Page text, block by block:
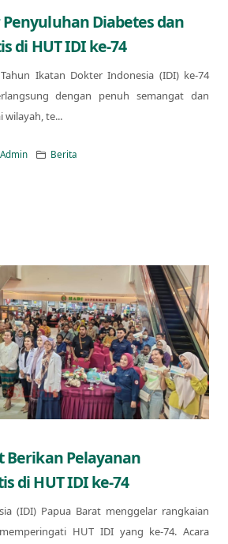
Diabetes dan
di HUT IDI ke-74
Ikatan Dokter Indonesia (IDI) ke-74
dengan penuh semangat dan
wilayah, te...
Admin Berita
Berikan Pelayanan
di HUT IDI ke-74
(IDI) Papua Barat menggelar rangkaian
HUT IDI yang ke-74. Acara